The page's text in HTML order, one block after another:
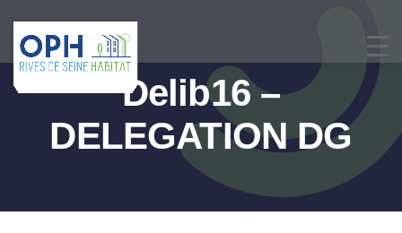
contenu
Delib16 –
DELEGATION DG